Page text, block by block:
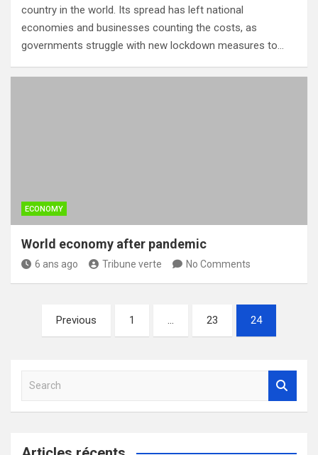
country in the world. Its spread has left national
economies and businesses counting the costs, as
governments struggle with new lockdown measures to…
ECONOMY
World economy after pandemic
6 ans ago Tribune verte No Comments
Pagination
Previous 1 … 23 24
a
c